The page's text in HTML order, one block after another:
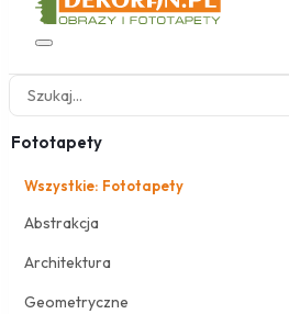
Fototapety
Wszystkie: Fototapety
Abstrakcja
Architektura
Geometryczne